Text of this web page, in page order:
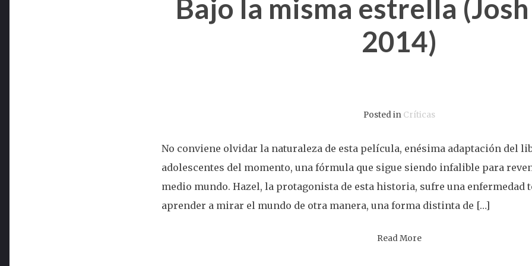
Bajo la misma estrella
2014)
Posted in Críticas
No conviene olvidar la naturaleza de esta película, enésima adaptación del
adolescentes del momento, una fórmula que sigue siendo infalible para
medio mundo. Hazel, la protagonista de esta historia, sufre una enfermedad
aprender a mirar el mundo de otra manera, una forma distinta de […]
Read More